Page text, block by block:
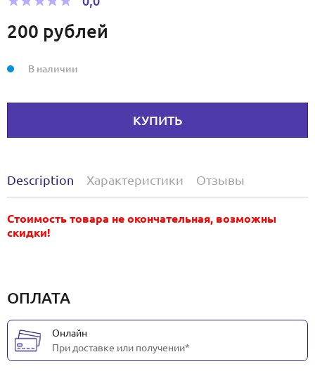
200 рублей
КУПИТЬ
В наличии
Description Характеристики Отзывы
Стоимость товара не окончательная, возможны
скидки!
ОПЛАТА
Онлайн
При доставке или получении*